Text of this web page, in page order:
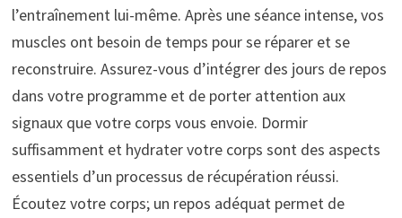
l’entraînement lui-même. Après une séance intense, vos
muscles ont besoin de temps pour se réparer et se
reconstruire. Assurez-vous d’intégrer des jours de repos
dans votre programme et de porter attention aux
signaux que votre corps vous envoie. Dormir
suffisamment et hydrater votre corps sont des aspects
essentiels d’un processus de récupération réussi.
Écoutez votre corps; un repos adéquat permet de